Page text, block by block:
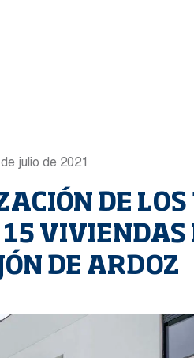
julio de 2021
DE LOS
15 VIVIENDAS
DE ARDOZ